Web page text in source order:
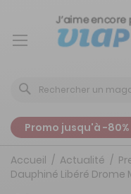
Promo jusqu'à -80%
Accueil Actualité
Dauphiné Libéré